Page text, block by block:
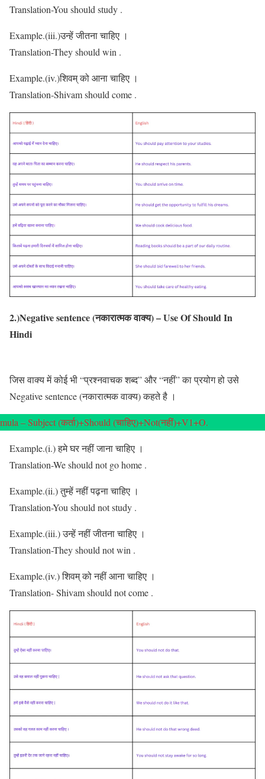
Translation-You should study .
Example.(iii.)उन्हें जीतना चाहिए ।
Translation-They should win .
Example.(iv.)शिवम् को आना चाहिए ।
Translation-Shivam should come .
2.)Negative sentence (नकारात्मक वाक्य) – Use Of Should In
Hindi
जिस वाक्य में कोई भी “प्रश्नवाचक शब्द” और “नहीं” का प्रयोग हो उसे
Negative sentence (नकारात्मक वाक्य) कहते है ।
– Subject (कर्ता)+Should (चाहिए)+Not(नहीं)+V1+O.
Example.(i.) हमे घर नहीं जाना चाहिए ।
Translation-We should not go home .
Example.(ii.) तुम्हें नहीं पढ़ना चाहिए ।
Translation-You should not study .
Example.(iii.) उन्हें नहीं जीतना चाहिए ।
Translation-They should not win .
Example.(iv.) शिवम् को नहीं आना चाहिए ।
Translation- Shivam should not come .